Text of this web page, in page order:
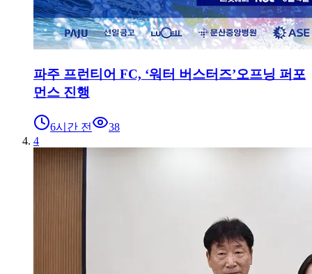
파주 프런티어 FC, ‘워터 버스터즈’오프닝 퍼포
먼스 진행
6시간 전
38
4